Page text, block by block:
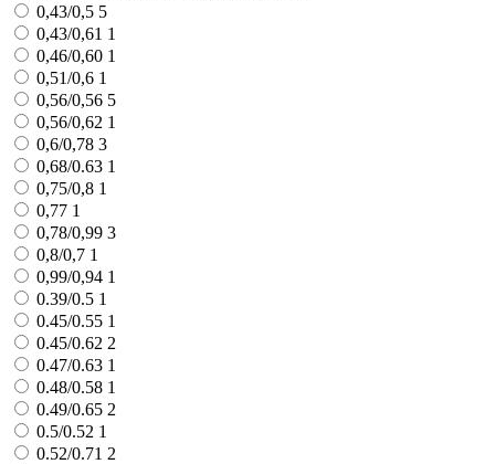
0,43/0,5 5
0,43/0,61 1
0,46/0,60 1
0,51/0,6 1
0,56/0,56 5
0,56/0,62 1
0,6/0,78 3
0,68/0.63 1
0,75/0,8 1
0,77 1
0,78/0,99 3
0,8/0,7 1
0,99/0,94 1
0.39/0.5 1
0.45/0.55 1
0.45/0.62 2
0.47/0.63 1
0.48/0.58 1
0.49/0.65 2
0.5/0.52 1
0.52/0.71 2